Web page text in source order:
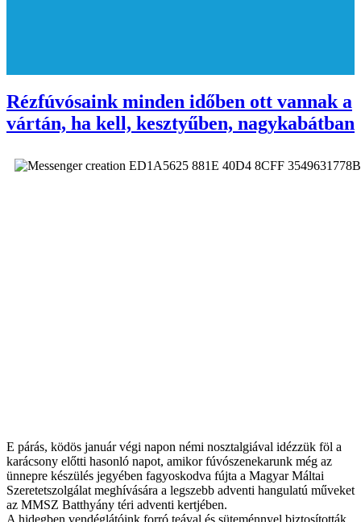
Rézfúvósaink minden időben ott vannak a
vártán, ha kell, kesztyűben, nagykabátban
E párás, ködös január végi napon némi nosztalgiával idézzük föl a
karácsony előtti hasonló napot, amikor fúvószenekarunk még az
ünnepre készülés jegyében fagyoskodva fújta a Magyar Máltai
Szeretetszolgálat meghívására a legszebb adventi hangulatú műveket
az MMSZ Batthyány téri adventi kertjében.
A hidegben vendéglátóink forró teával és süteménnyel biztosították